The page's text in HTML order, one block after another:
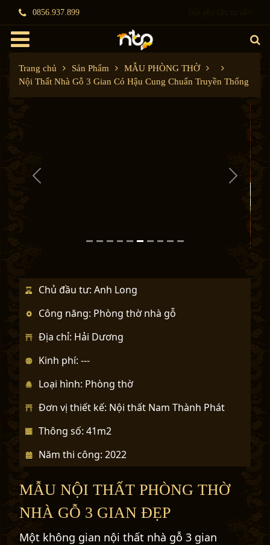
0856.937.899
Trang chủ Sản Phẩm
MẪU PHÒNG THỜ
Nội Thất Nhà Gỗ 3 Gian Có Hậu Cung Chuẩn Truyền Thống
P
N
Chủ đầu tư: Anh Long
Công năng: Phòng thờ nhà gỗ
Địa chỉ: Hải Dương
Kinh phí: ---
Loại hình: Phòng thờ
Đơn vị thiết kế: Nội thất Nam Thành Phát
Thông số: 41m2
Năm thi công: 2022
MẪU NỘI THẤT PHÒNG THỜ
NHÀ GỖ 3 GIAN ĐẸP
Một không gian nội thất nhà gỗ 3 gian